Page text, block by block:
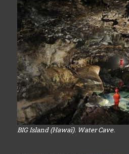
BIG Island (Hawaï). Water Cave.